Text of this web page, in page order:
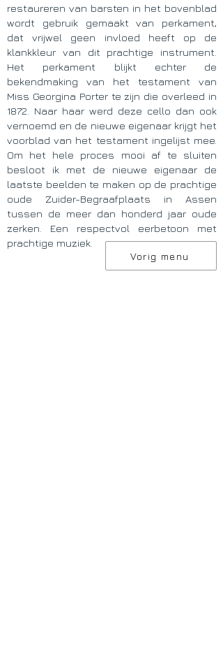
restaureren van barsten in het bovenblad
wordt gebruik gemaakt van perkament,
dat vrijwel geen invloed heeft op de
klankkleur van dit prachtige instrument.
Het perkament blijkt echter de
bekendmaking van het testament van
Miss Georgina Porter te zijn die overleed in
1872. Naar haar werd deze cello dan ook
vernoemd en de nieuwe eigenaar krijgt het
voorblad van het testament ingelijst mee.
Om het hele proces mooi af te sluiten
besloot ik met de nieuwe eigenaar de
laatste beelden te maken op de prachtige
oude Zuider-Begraafplaats in Assen
tussen de meer dan honderd jaar oude
zerken. Een respectvol eerbetoon met
prachtige muziek.
Vorig menu